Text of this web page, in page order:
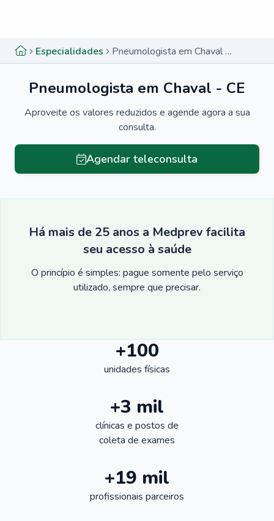
Especialidades Pneumologista em Chaval - CE
Pneumologista em Chaval - CE
Aproveite os valores reduzidos e agende agora a sua
consulta.
Agendar teleconsulta
Há mais de 25 anos a Medprev facilita
seu acesso à saúde
O princípio é simples: pague somente pelo serviço
utilizado, sempre que precisar.
+100
unidades físicas
+3 mil
clínicas e postos de
coleta de exames
+19 mil
profissionais parceiros